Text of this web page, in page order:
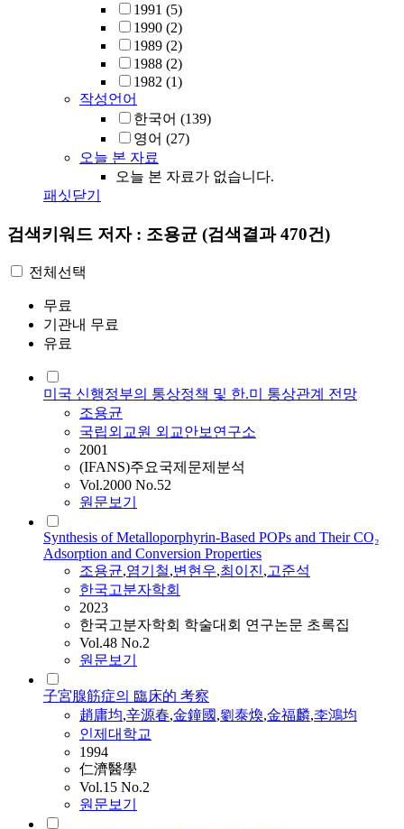
1991 (5)
1990 (2)
1989 (2)
1988 (2)
1982 (1)
작성언어
한국어 (139)
영어 (27)
오늘 본 자료
오늘 본 자료가 없습니다.
패싯닫기
검색키워드 저자 : 조용균 (검색결과 470건)
전체선택
무료
기관내 무료
유료
미국 신행정부의 통상정책 및 한.미 통상관계 전망
조용균
국립외교원 외교안보연구소
2001
(IFANS)주요국제문제분석
Vol.2000 No.52
원문보기
Synthesis of Metalloporphyrin-Based POPs and Their CO₂
Adsorption and Conversion Properties
조용균,염기철,변현우,최이진,고준석
한국고분자학회
2023
한국고분자학회 학술대회 연구논문 초록집
Vol.48 No.2
원문보기
子宮腺筋症의 臨床的 考察
趙庸均,辛源春,金鐘國,劉泰煥,金福麟,李鴻均
인제대학교
1994
仁濟醫學
Vol.15 No.2
원문보기